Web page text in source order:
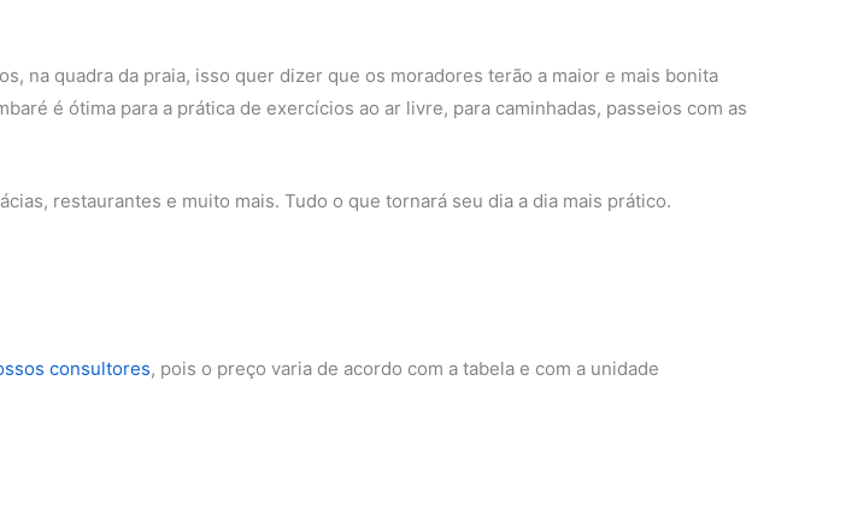
na quadra da praia, isso quer dizer que os moradores terão a maior e mais bonita
é ótima para a prática de exercícios ao ar livre, para caminhadas, passeios com as
restaurantes e muito mais. Tudo o que tornará seu dia a dia mais prático.
consultores, pois o preço varia de acordo com a tabela e com a unidade